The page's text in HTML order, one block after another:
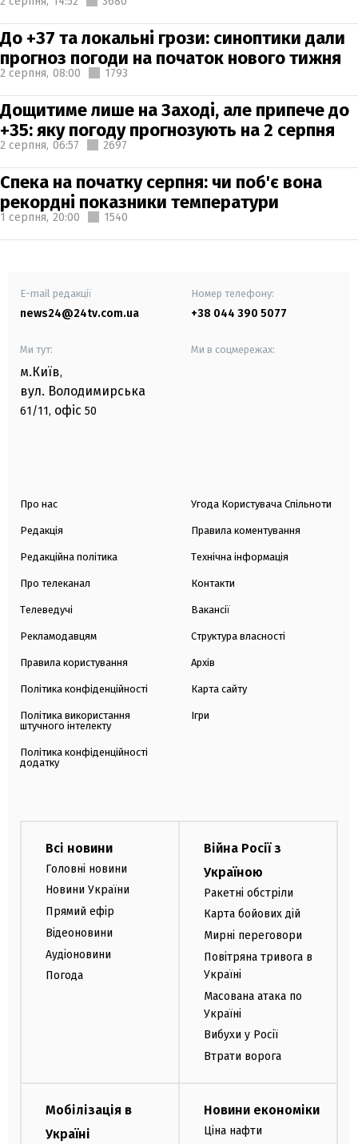
До +37 та локальні грози: синоптики дали
прогноз погоди на початок нового тижня
2 серпня, 08:00 1793
Дощитиме лише на Заході, але припече до
+35: яку погоду прогнозують на 2 серпня
2 серпня, 06:57 2697
Спека на початку серпня: чи поб'є вона
рекордні показники температури
1 серпня, 20:00 1540
E-mail редакції
news24@24tv.com.ua
Номер телефону:
+38 044 390 5077
Ми тут:
м.Київ,
вул. Володимирська
61/11, офіс 50
Ми в соцмережах:
Про нас
Редакція
Редакційна політика
Про телеканал
Телеведучі
Рекламодавцям
Правила користування
Політика конфіденційності
Політика використання
штучного інтелекту
Політика конфіденційності
додатку
Угода Користувача Спільноти
Правила коментування
Технічна інформація
Контакти
Вакансії
Структура власності
Архів
Карта сайту
Ігри
Всі новини
Головні новини
Новини України
Прямий ефір
Відеоновини
Аудіоновини
Погода
Війна Росії з
Україною
Ракетні обстріли
Карта бойових дій
Мирні переговори
Повітряна тривога в
Україні
Масована атака по
Україні
Вибухи у Росії
Втрати ворога
Мобілізація в
Україні
Новини економіки
Ціна нафти